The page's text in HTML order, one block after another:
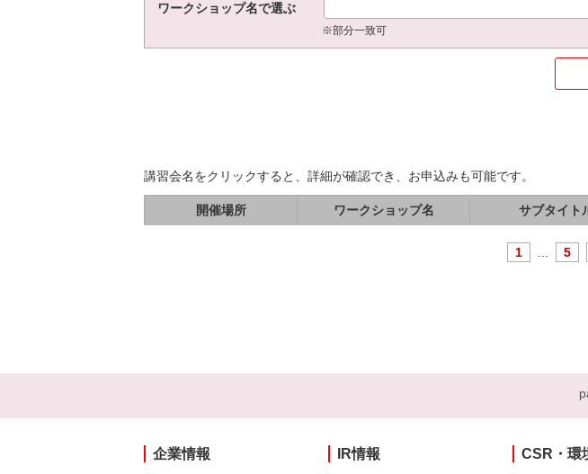
ワークショップ名で選ぶ
※部分一致可
講習会名をクリックすると、詳細が確認でき、お申込みも可能です。
開催場所 ワークショップ名 サブタイト
1 5
企業情報 IR情報 CSR・環